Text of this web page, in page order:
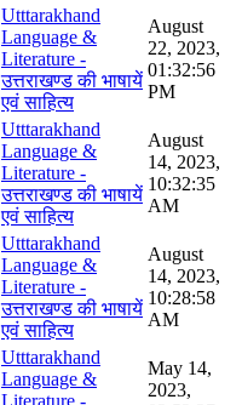
Utttarakhand
Language &
Literature -
उत्तराखण्ड की भाषायें
एवं साहित्य
August
22, 2023,
01:32:56
PM
Utttarakhand
Language &
Literature -
उत्तराखण्ड की भाषायें
एवं साहित्य
August
14, 2023,
10:32:35
AM
Utttarakhand
Language &
Literature -
उत्तराखण्ड की भाषायें
एवं साहित्य
August
14, 2023,
10:28:58
AM
Utttarakhand
Language &
Literature -
May 14,
2023,